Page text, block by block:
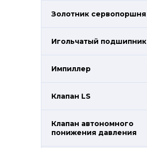
Золотник сервопоршня
Игольчатый подшипник
Импиллер
Клапан LS
Клапан автономного
понижения давления